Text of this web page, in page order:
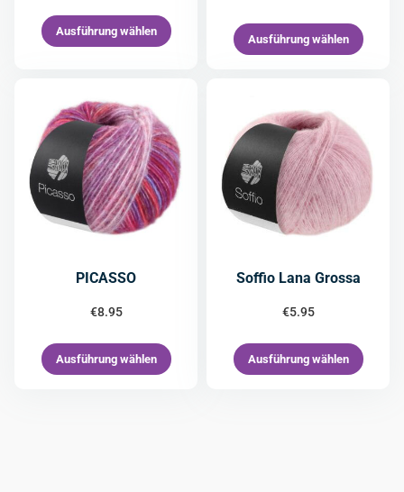
Ausführung wählen
Ausführung wählen
PICASSO
€8.95
Ausführung wählen
Soffio Lana Grossa
€5.95
Ausführung wählen